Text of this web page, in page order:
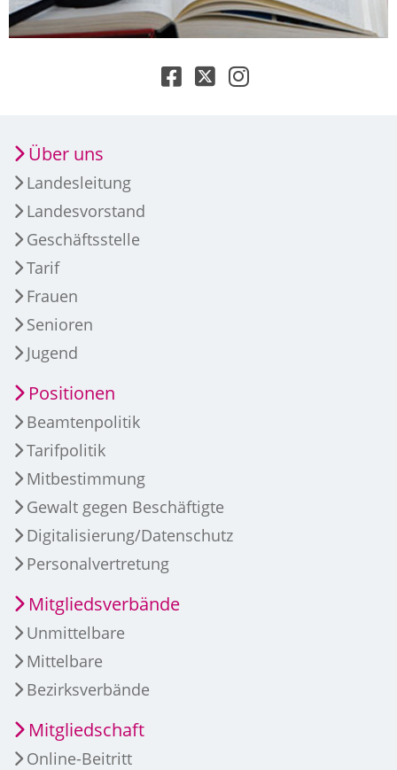
Über uns
Landesleitung
Landesvorstand
Geschäftsstelle
Tarif
Frauen
Senioren
Jugend
Positionen
Beamtenpolitik
Tarifpolitik
Mitbestimmung
Gewalt gegen Beschäftigte
Digitalisierung/Datenschutz
Personalvertretung
Mitgliedsverbände
Unmittelbare
Mittelbare
Bezirksverbände
Mitgliedschaft
Online-Beitritt